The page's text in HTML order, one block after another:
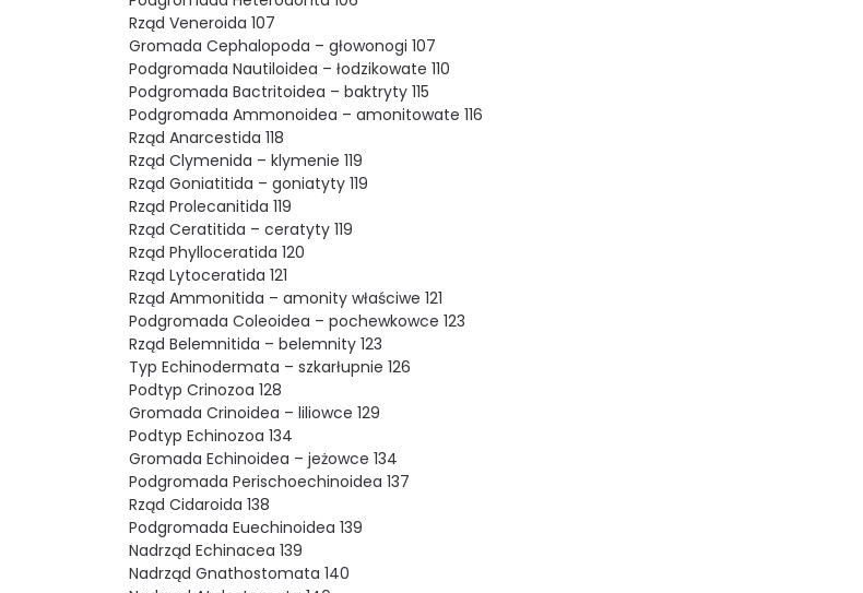
Rząd Veneroida 107
Gromada Cephalopoda – głowonogi 107
Podgromada Nautiloidea – łodzikowate 110
Podgromada Bactritoidea – baktryty 115
Podgromada Ammonoidea – amonitowate 116
Rząd Anarcestida 118
Rząd Clymenida – klymenie 119
Rząd Goniatitida – goniatyty 119
Rząd Prolecanitida 119
Rząd Ceratitida – ceratyty 119
Rząd Phylloceratida 120
Rząd Lytoceratida 121
Rząd Ammonitida – amonity właściwe 121
Podgromada Coleoidea – pochewkowce 123
Rząd Belemnitida – belemnity 123
Typ Echinodermata – szkarłupnie 126
Podtyp Crinozoa 128
Gromada Crinoidea – liliowce 129
Podtyp Echinozoa 134
Gromada Echinoidea – jeżowce 134
Podgromada Perischoechinoidea 137
Rząd Cidaroida 138
Podgromada Euechinoidea 139
Nadrząd Echinacea 139
Nadrząd Gnathostomata 140